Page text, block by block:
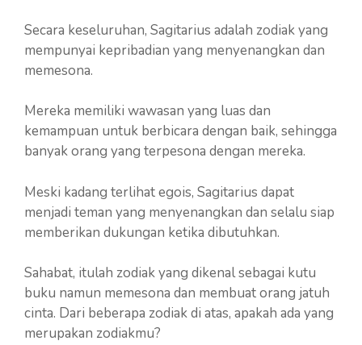
Secara keseluruhan, Sagitarius adalah zodiak yang
mempunyai kepribadian yang menyenangkan dan
memesona.
Mereka memiliki wawasan yang luas dan
kemampuan untuk berbicara dengan baik, sehingga
banyak orang yang terpesona dengan mereka.
Meski kadang terlihat egois, Sagitarius dapat
menjadi teman yang menyenangkan dan selalu siap
memberikan dukungan ketika dibutuhkan.
Sahabat, itulah zodiak yang dikenal sebagai kutu
buku namun memesona dan membuat orang jatuh
cinta. Dari beberapa zodiak di atas, apakah ada yang
merupakan zodiakmu?